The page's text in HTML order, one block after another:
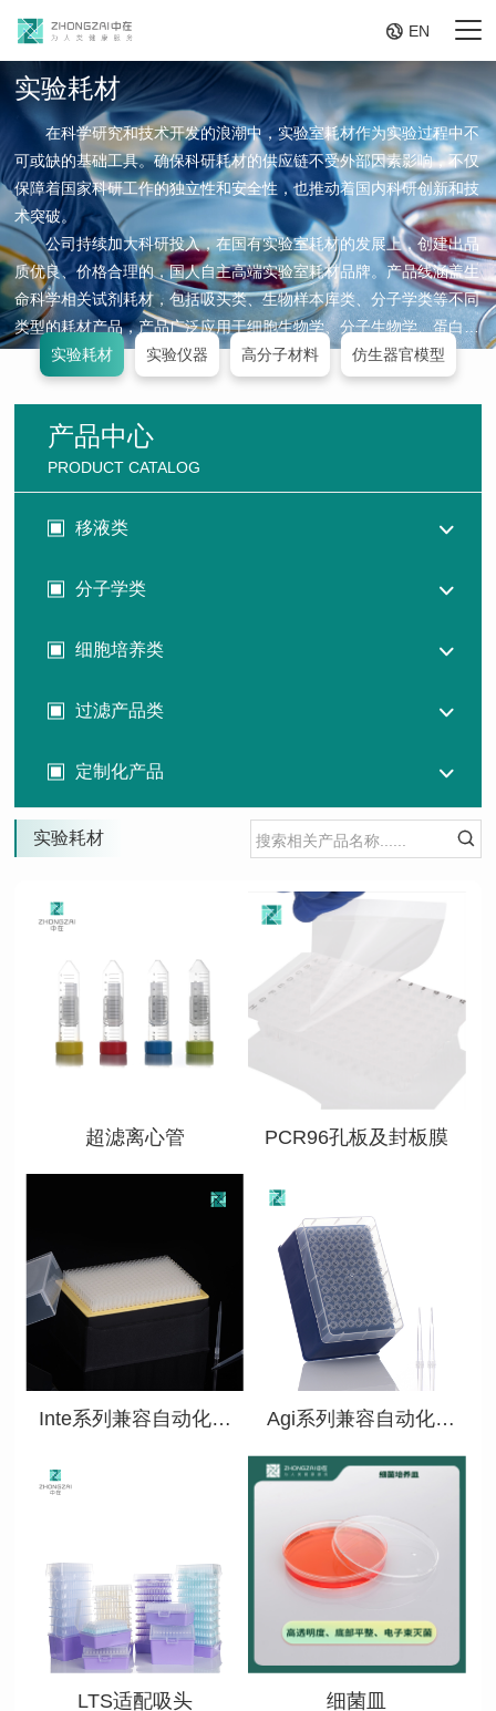
 EN
实验耗材
在科学研究和技术开发的浪潮中，实验室耗材作为实验过程中不
可或缺的基础工具。确保科研耗材的供应链不受外部因素影响，不仅
保障着国家科研工作的独立性和安全性，也推动着国内科研创新和技
术突破。
公司持续加大科研投入，在国有实验室耗材的发展上，创建出品
质优良、价格合理的，国人自主高端实验室耗材品牌。产品线涵盖生
命科学相关试剂耗材，包括吸头类、生物样本库类、分子学类等不同
类型的耗材产品，产品广泛应用于细胞生物学、分子生物学、蛋白组
学、生物化学等学科,为国内各高等院校、研究机构和相关企事业单
位提供配套产品。产品以其优良的品质受到广大客户的一致认可。
实验耗材 实验仪器 高分子材料 仿生器官模型
产品中心
PRODUCT CATALOG
移液类
分子学类
细胞培养类
过滤产品类
定制化产品
实验耗材 
查看详情
超滤离心管 PCR96孔板及封板膜
查看详情
Inte系列兼容自动化吸
查看详情
Agi系列兼容自动化吸
查看详情
LTS适配吸头
查看详情
细菌皿